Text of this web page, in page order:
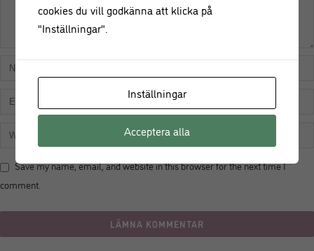
Save my name, email, and website in this browser for the next time I
comment.
cookies du vill godkänna att klicka på
"Inställningar".
Inställningar
Acceptera alla